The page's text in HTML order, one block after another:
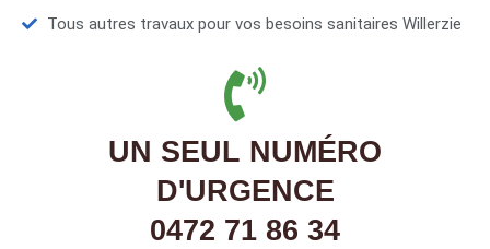
Tous autres travaux pour vos besoins sanitaires Willerzie
UN SEUL NUMÉRO
D'URGENCE
0472 71 86 34